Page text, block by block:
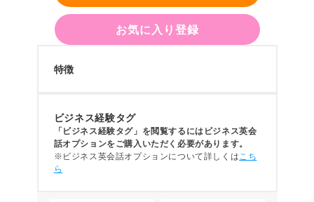
お気に入り登録
特徴
ビジネス経験タグ
「ビジネス経験タグ」を閲覧するにはビジネス英会
話オプションをご購入いただく必要があります。
※ビジネス英会話オプションについて詳しくはこち
ら